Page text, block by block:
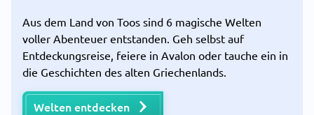
Aus dem Land von Toos sind 6 magische Welten
voller Abenteuer entstanden. Geh selbst auf
Entdeckungsreise, feiere in Avalon oder tauche ein in
die Geschichten des alten Griechenlands.
Welten entdecken